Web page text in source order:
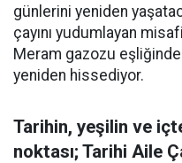
günlerini yeniden
çayını yudumlayan
Meram gazozu eşliğinde
yeniden hissediyor.
Tarihin, yeşilin ve
noktası; Tarihi Aile